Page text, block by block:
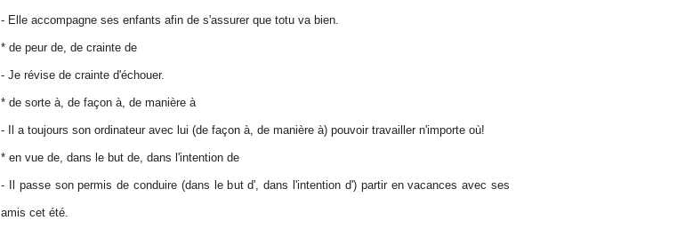
- Elle accompagne ses enfants afin de s'assurer que totu va bien.
* de peur de, de crainte de
- Je révise de crainte d'échouer.
* de sorte à, de façon à, de manière à
- Il a toujours son ordinateur avec lui (de façon à, de manière à) pouvoir travailler n'importe où!
* en vue de, dans le but de, dans l'intention de
- Il passe son permis de conduire (dans le but d', dans l'intention d') partir en vacances avec ses
amis cet été.